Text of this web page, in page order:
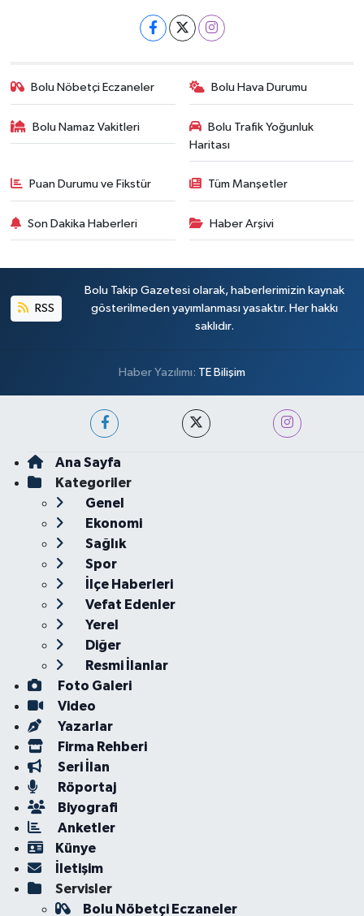
Bolu Nöbetçi Eczaneler Bolu Hava Durumu
Bolu Namaz Vakitleri
Bolu Trafik Yoğunluk
Haritası
Puan Durumu ve Fikstür Tüm Manşetler
Son Dakika Haberleri Haber Arşivi
RSS
Bolu Takip Gazetesi olarak, haberlerimizin kaynak
gösterilmeden yayımlanması yasaktır. Her hakkı
saklıdır.
Haber Yazılımı: TE Bilişim
Ana Sayfa
Kategoriler
Genel
Ekonomi
Sağlık
Spor
İlçe Haberleri
Vefat Edenler
Yerel
Diğer
Resmi İlanlar
Foto Galeri
Video
Yazarlar
Firma Rehberi
Seri İlan
Röportaj
Biyografi
Anketler
Künye
İletişim
Servisler
Bolu Nöbetçi Eczaneler